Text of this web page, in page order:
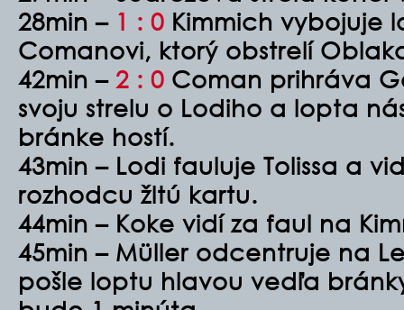
28min – 1 : 0 Kimmich vybojuje
Comanovi, ktorý obstrelí
42min – 2 : 0 Coman prihráva
svoju strelu o Lodiho a lopta
bránke hostí.
43min – Lodi fauluje Tolissa a
rozhodcu žltú kartu.
44min – Koke vidí za faul na
45min – Müller odcentruje na
pošle loptu hlavou vedľa